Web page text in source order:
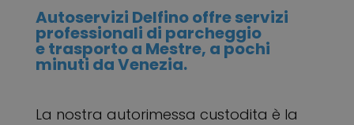
Autoservizi Delfino offre servizi
professionali di parcheggio
e trasporto a Mestre, a pochi
minuti da Venezia.
La nostra autorimessa custodita è la